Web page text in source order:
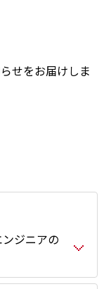
せをお届けしま
ジニアの